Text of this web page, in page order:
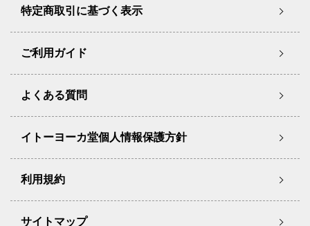
特定商取引に基づく表示
ご利用ガイド
よくある質問
イトーヨーカ堂個人情報保護方針
利用規約
サイトマップ